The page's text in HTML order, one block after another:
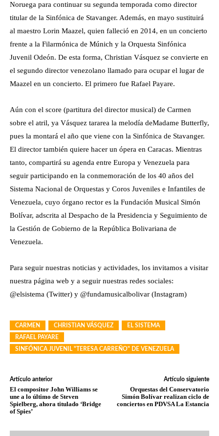
Noruega para continuar su segunda temporada como director
titular de la Sinfónica de Stavanger. Además, en mayo sustituirá
al maestro Lorin Maazel, quien falleció en 2014, en un concierto
frente a la Filarmónica de Múnich y la Orquesta Sinfónica
Juvenil Odeón. De esta forma, Christian Vásquez se convierte en
el segundo director venezolano llamado para ocupar el lugar de
Maazel en un concierto. El primero fue Rafael Payare.
Aún con el score (partitura del director musical) de Carmen
sobre el atril, ya Vásquez tararea la melodía deMadame Butterfly,
pues la montará el año que viene con la Sinfónica de Stavanger.
El director también quiere hacer un ópera en Caracas. Mientras
tanto, compartirá su agenda entre Europa y Venezuela para
seguir participando en la conmemoración de los 40 años del
Sistema Nacional de Orquestas y Coros Juveniles e Infantiles de
Venezuela, cuyo órgano rector es la Fundación Musical Simón
Bolívar, adscrita al Despacho de la Presidencia y Seguimiento de
la Gestión de Gobierno de la República Bolivariana de
Venezuela.
Para seguir nuestras noticias y actividades, los invitamos a visitar
nuestra página web y a seguir nuestras redes sociales:
@elsistema (Twitter) y @fundamusicalbolivar (Instagram)
CARMEN CHRISTIAN VÁSQUEZ
EL SISTEMA
RAFAEL PAYARE
SINFÓNICA JUVENIL "TERESA CARREÑO" DE VENEZUELA
Artículo anterior
El compositor John Williams se
une a lo último de Steven
Spielberg, ahora titulado ‘Bridge
of Spies’
Artículo siguiente
Orquestas del Conservatorio
Simón Bolívar realizan ciclo de
conciertos en PDVSA La Estancia